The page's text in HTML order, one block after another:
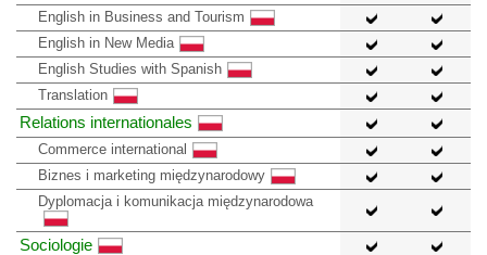
English in Business and Tourism
English in New Media
English Studies with Spanish
Translation
Relations internationales
Commerce international
Biznes i marketing międzynarodowy
Dyplomacja i komunikacja międzynarodowa
Sociologie